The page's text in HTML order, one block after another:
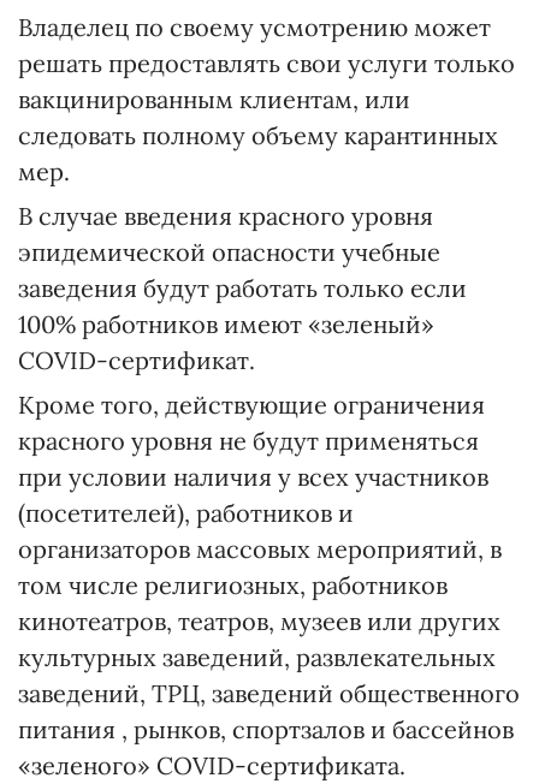
Владелец по своему усмотрению может
решать предоставлять свои услуги только
вакцинированным клиентам, или
следовать полному объему карантинных
мер.
В случае введения красного уровня
эпидемической опасности учебные
заведения будут работать только если
100% работников имеют «зеленый»
COVID-сертификат.
Кроме того, действующие ограничения
красного уровня не будут применяться
при условии наличия у всех участников
(посетителей), работников и
организаторов массовых мероприятий, в
том числе религиозных, работников
кинотеатров, театров, музеев или других
культурных заведений, развлекательных
заведений, ТРЦ, заведений общественного
питания , рынков, спортзалов и бассейнов
«зеленого» COVID-сертификата.